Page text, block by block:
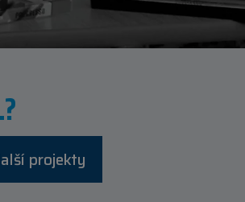
projekty